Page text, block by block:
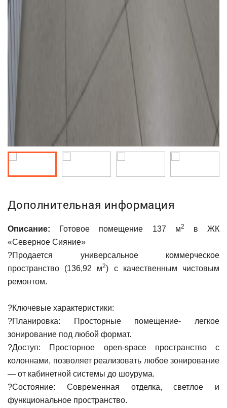
Дополнительная информация
Описание: Готовое помещение 137 м2
в ЖК
«Северное Сияние»
?Продается универсальное коммерческое
пространство (136,92 м2) с качественным чистовым
ремонтом.
?Ключевые характеристики:
?Планировка: Просторные помещение- легкое
зонирование под любой формат.
?Доступ: Просторное open-space пространство с
колоннами, позволяет реализовать любое зонирование
— от кабинетной системы до шоурума.
?Состояние: Современная отделка, светлое и
функциональное пространство.